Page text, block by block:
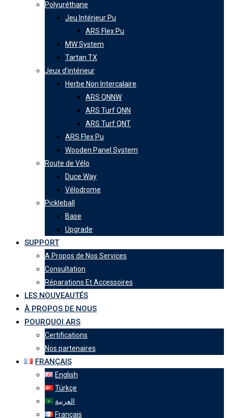
Polyuréthane
Jeu Intérieur Pu
ARS Flex Pu
MW System
Tartan TX
Jeux d’intérieur
Herbe Non Intercalaire
ARS QNNW
ARS Turf QNN
ARS Turf QNT
ARS Flex Pu
Wooden Panel System
Route de Vélo
Duce Way
Vélodrome
Pickleball
Base
Upgrade
SUPPORT
A Propos de Nos Services
Consultation
Réparations Et Accessoires
LES NOUVEAUTÉS
À PROPOS DE NOUS
POURQUOI ARS
Certifications
Nos partenaires
FRANÇAIS
English
Türkçe
العربية
Français